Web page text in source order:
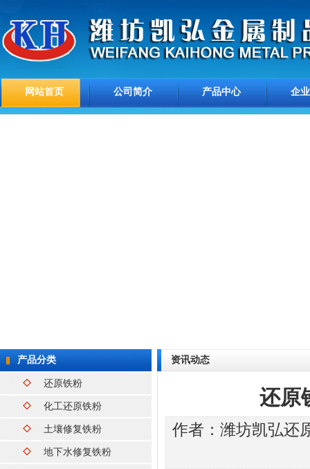
网站首页 公司简介 产品中心 企
产品分类
还原铁粉
化工还原铁粉
土壤修复铁粉
地下水修复铁粉
资讯动态
还原
作者： 潍坊凯弘还